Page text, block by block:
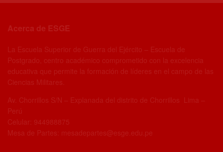
Acerca de ESGE
La Escuela Superior de Guerra del Ejército – Escuela de
Postgrado, centro académico comprometido con la excelencia
educativa que permite la formación de líderes en el campo de las
Ciencias Militares.
Av. Chorrillos S/N – Explanada del distrito de Chorrillos Lima –
Perú
Celular: 944988875
Mesa de Partes: mesadepartes@esge.edu.pe